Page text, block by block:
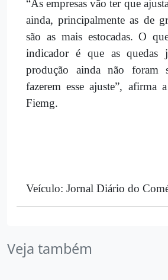
“As empresas vão ter que
ainda, principalmente as de
são as mais estocadas. O
indicador é que as quedas
produção ainda não foram
fazerem esse ajuste”, afirma
Fiemg.
Veículo: Jornal Diário do
Veja também